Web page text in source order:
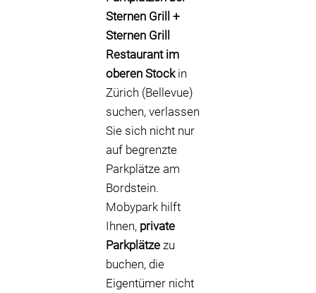
Sternen Grill +
Sternen Grill
Restaurant im
oberen Stockin
Zürich (Bellevue)
suchen, verlassen
Sie sich nicht nur
auf begrenzte
Parkplätze am
Bordstein.
Mobypark hilft
Ihnen, private
Parkplätze zu
buchen, die
Eigentümer nicht